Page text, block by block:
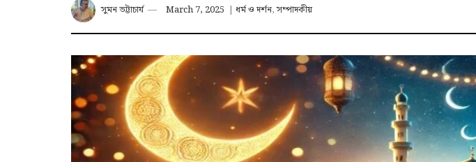
সুমন ভট্টাচার্য March 7, 2025 | ধর্ম ও দর্শন,সম্পাদকীয়